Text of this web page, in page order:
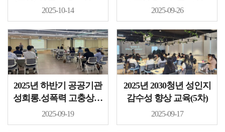
상 교육 강사 간담..
2025-10-14
화 교육..
2025-09-26
2025년 하반기 공공기관
성희롱.성폭력 고충상담
원 전문과정..
2025-09-19
2025년 2030청년 성인지
감수성 향상 교육(5차)
2025-09-17